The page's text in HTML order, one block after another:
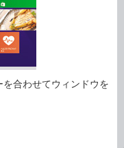
合わせてウィンドウを